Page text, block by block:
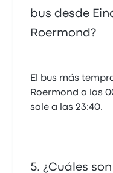
bus desde
Roermond?
El bus más
Roermond a las
sale a las 23:40.
¿Cuáles